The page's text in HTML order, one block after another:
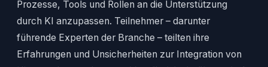
Prozesse, Tools und Rollen an die Unterstützung
durch KI anzupassen. Teilnehmer – darunter
führende Experten der Branche – teilten ihre
Erfahrungen und Unsicherheiten zur Integration von